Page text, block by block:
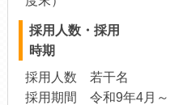
採用人数・採用
時期
採用人数 若干名
採用期間 令和9年4月～